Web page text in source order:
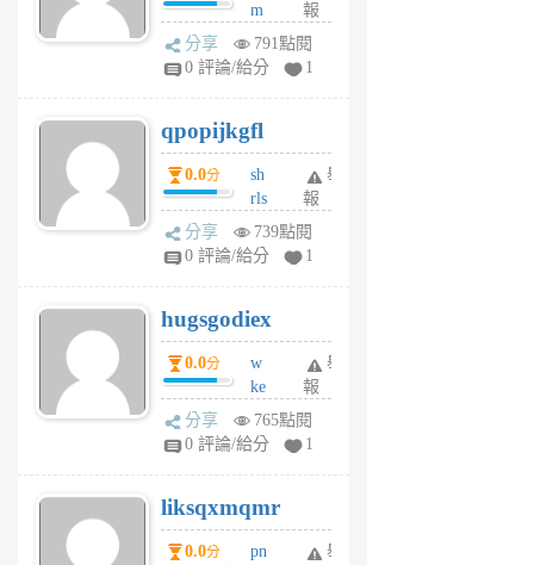
前
m
w
rs
6
個
月
前
報
分享
791點閱
0 評論/給分
1
qpopijkgfl
0.0分
sh
rls
k
m
6
個
月
前
舉
報
分享
739點閱
0 評論/給分
1
hugsgodiex
0.0分
w
ke
rv
pj
6
個
月
舉
報
分享
765點閱
0 評論/給分
1
liksqxmqmr
0.0分
pn
舉